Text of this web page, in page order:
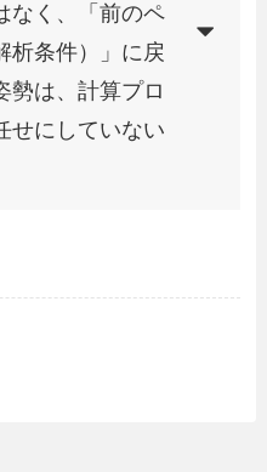
なく、「前のペ
析条件）」に戻
勢は、計算プロ
せにしていない